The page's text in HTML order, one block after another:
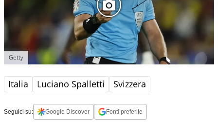
Getty
Italia Luciano Spalletti Svizzera
Seguici su: Google Discover Fonti preferite